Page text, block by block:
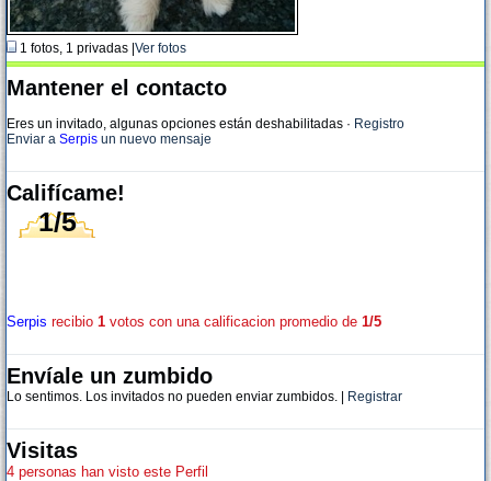
1 fotos, 1 privadas | Ver fotos
Mantener el contacto
Eres un invitado, algunas opciones están deshabilitadas · Registro
Enviar a Serpis un nuevo mensaje
Califícame!
1/5
Serpis recibio 1 votos con una calificacion promedio de 1/5
Envíale un zumbido
Lo sentimos. Los invitados no pueden enviar zumbidos. | Registrar
Visitas
4 personas han visto este Perfil